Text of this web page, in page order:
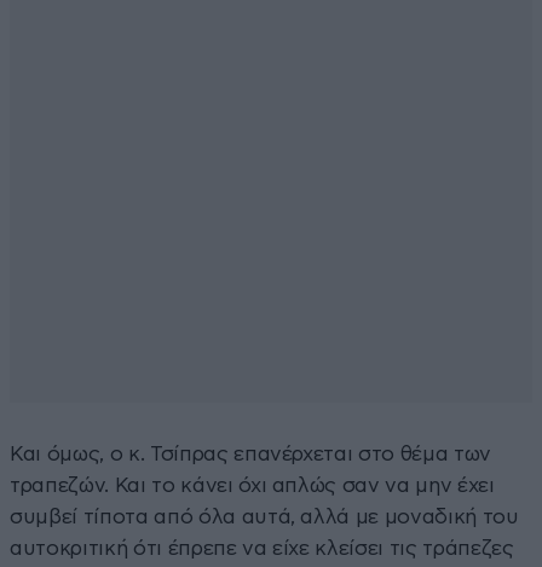
Και όμως, ο κ. Τσίπρας επανέρχεται στο θέμα των
τραπεζών. Και το κάνει όχι απλώς σαν να μην έχει
συμβεί τίποτα από όλα αυτά, αλλά με μοναδική του
αυτοκριτική ότι έπρεπε να είχε κλείσει τις τράπεζες